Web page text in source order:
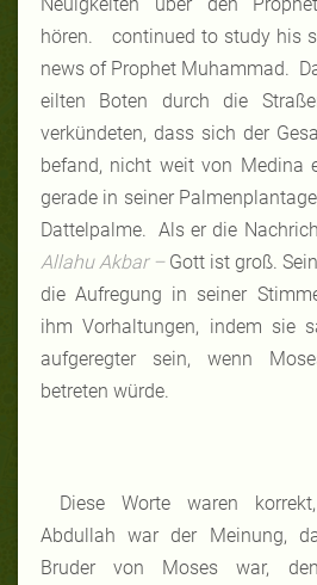
hören. continued to study his
news of Prophet Muhammad.
eilten Boten durch die
verkündeten, dass sich der
befand, nicht weit von Medina
gerade in seiner
Dattelpalme. Als er die
Allahu Akbar – Gott ist groß.
die Aufregung in seiner
ihm Vorhaltungen, indem sie
aufgeregter sein, wenn
betreten würde.
Diese Worte waren
Abdullah war der Meinung,
Bruder von Moses war,